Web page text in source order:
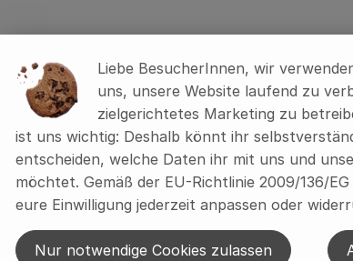
Eigelb* 8% ( Eigelb*, Meersalz),
, Gewürze*), Zitronensaftkonzentrat*),
Senfsaat
*, Gewürze*)
Liebe BesucherInnen, wir
uns, unsere Website laufend zu
zielgerichtetes Marketing zu
ist uns wichtig: Deshalb könnt ihr
entscheiden, welche Daten ihr mit uns und
möchtet. Gemäß der EU-Richtlinie 2009/136/
eure Einwilligung jederzeit anpassen oder
Nur notwendige Cookies zulassen